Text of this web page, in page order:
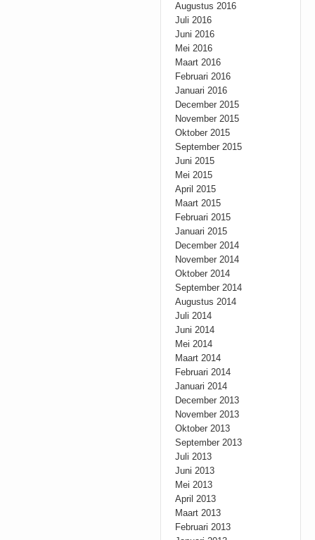
Augustus 2016
Juli 2016
Juni 2016
Mei 2016
Maart 2016
Februari 2016
Januari 2016
December 2015
November 2015
Oktober 2015
September 2015
Juni 2015
Mei 2015
April 2015
Maart 2015
Februari 2015
Januari 2015
December 2014
November 2014
Oktober 2014
September 2014
Augustus 2014
Juli 2014
Juni 2014
Mei 2014
Maart 2014
Februari 2014
Januari 2014
December 2013
November 2013
Oktober 2013
September 2013
Juli 2013
Juni 2013
Mei 2013
April 2013
Maart 2013
Februari 2013